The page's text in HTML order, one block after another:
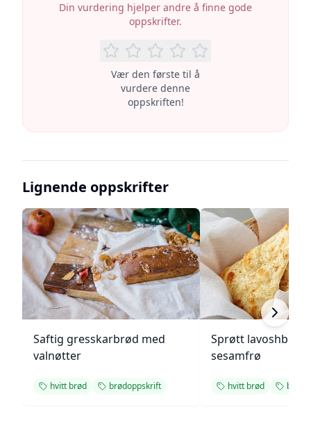
Din vurdering hjelper andre å finne gode
oppskrifter.
Vær den første til å
vurdere denne
oppskriften!
Lignende oppskrifter
Saftig gresskarbrød med
valnøtter
hvitt brød brødoppskrift
Sprøtt lavoshbrød
sesamfrø
hvitt brød